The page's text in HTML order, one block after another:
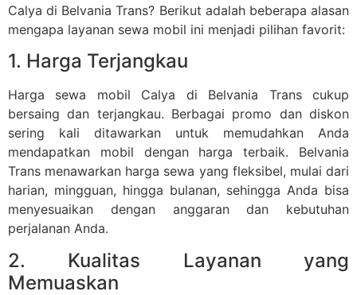
Calya di Belvania Trans? Berikut adalah beberapa alasan
mengapa layanan sewa mobil ini menjadi pilihan favorit:
1. Harga Terjangkau
Harga sewa mobil Calya di Belvania Trans cukup
bersaing dan terjangkau. Berbagai promo dan diskon
sering kali ditawarkan untuk memudahkan Anda
mendapatkan mobil dengan harga terbaik. Belvania
Trans menawarkan harga sewa yang fleksibel, mulai dari
harian, mingguan, hingga bulanan, sehingga Anda bisa
menyesuaikan dengan anggaran dan kebutuhan
perjalanan Anda.
2. Kualitas Layanan yang
Memuaskan